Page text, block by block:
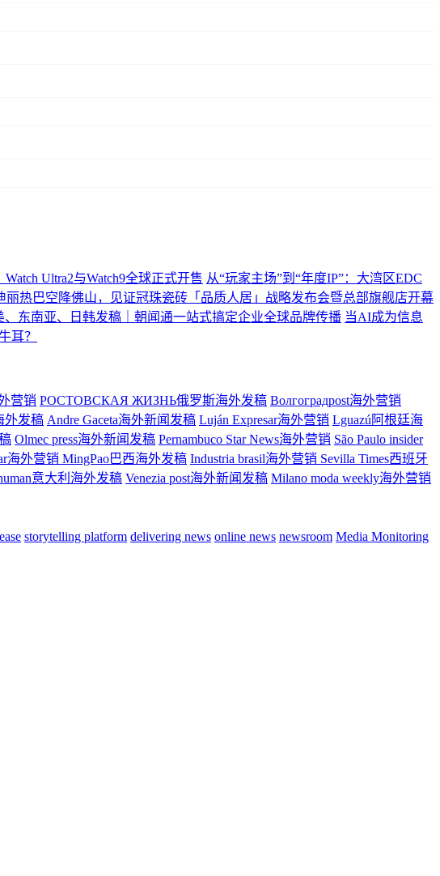
Ultra2与Watch9全球正式开售 从“玩家主场”到“年度IP”：大湾区EDC
丽热巴空降佛山，见证冠珠瓷砖「品质人居」战略发布会暨总部旗舰店开幕
、东南亚、日韩发稿｜朝闻通一站式搞定企业全球品牌传播 当AI成为信息
耳？
营销 РОСТОВСКАЯ ЖИЗНЬ俄罗斯海外发稿 Волгоградpost海外营销
外发稿 Andre Gaceta海外新闻发稿 Luján Expresar海外营销 Lguazú阿根廷海
Olmec press海外新闻发稿 Pernambuco Star News海外营销 São Paulo insider
海外营销 MingPao巴西海外发稿 Industria brasil海外营销 Sevilla Times西班牙
意大利海外发稿 Venezia post海外新闻发稿 Milano moda weekly海外营销
storytelling platform delivering news online news newsroom Media Monitoring